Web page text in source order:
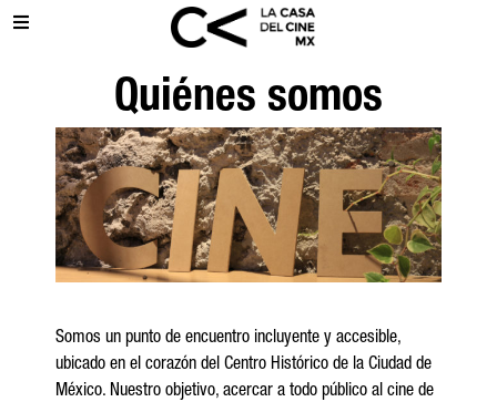
Quiénes somos
Somos un punto de encuentro incluyente y accesible,
ubicado en el corazón del Centro Histórico de la Ciudad de
México. Nuestro objetivo, acercar a todo público al cine de